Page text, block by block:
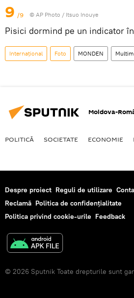
9 /9 © AP Photo / Itsuo Inouye
Pisici dormind pe un indicator în
Internaţional Foto MONDEN
Moldova-
POLITICĂ SOCIETATE ECONOMIE
Despre proiect Reguli de utilizare
Reclamă Politica de confidențialitate
Politica privind cookie-urile Feedback
© 2026 Sputnik Toate drepturile sunt